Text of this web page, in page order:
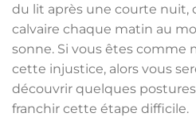
du lit après une courte nuit,
calvaire chaque matin au
sonne. Si vous êtes comme
cette injustice, alors vous
découvrir quelques
franchir cette étape difficile.